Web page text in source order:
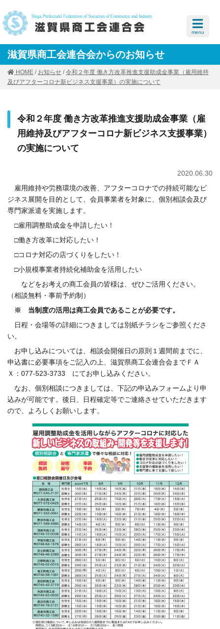
menu
滋賀県商工会連合会からのお知らせ
HOME / お知らせ /令和２年度 働き方改革推進支援助成金事業（雇用維持
及びアフターコロナ新ビジネス支援事業）の実施について
令和２年度 働き方改革推進支援助成金事業（雇
用維持及びアフターコロナ新ビジネス支援事業）
の実施について
2020.06.30
雇用維持や労務環境の改善、アフターコロナでの持続可能なビ
ジネス展開を目的として、会員事業者を対象に、個別相談会及び
専門家派遣を実施します。
□雇用調整助成金を申請したい！
□働き方改革に対応したい！
□コロナ対応の店づくりをしたい！
□小規模事業者持続化補助金を活用したい
などをお考えの商工会員の皆様は、ぜひご活用ください。
（相談無料・事前予約制）
※ 当制度の活用は商工会員であることが必要です。
日程・会場等の詳細につきましては別紙チラシをご参照くださ
い。
お申し込みについては、相談会開催日の原則１週間前までに、
申込書に必要事項をご記入の上、滋賀県商工会連合会までＦＡ
Ｘ：077-523-3733 にてお申し込みください。
なお、個別相談につきましては、下記の申込みフォームより申
込みが可能です。後日、日程確定等でご連絡させていただきます
ので、よろしくお願いします。